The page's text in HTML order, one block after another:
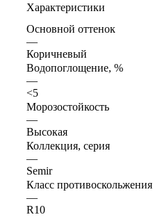
Характеристики
Основной оттенок
—
Коричневый
Водопоглощение, %
—
<5
Морозостойкость
—
Высокая
Коллекция, серия
—
Semir
Класс противоскольжения
—
R10